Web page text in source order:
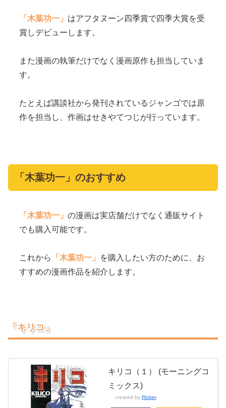
「木葉功一」 はアフタヌーン四季賞で四季大賞を受
賞しデビューします。
また漫画の執筆だけでなく漫画原作も担当していま
す。
たとえば講談社から発刊されているジャンゴでは原
作を担当し、作画はせきやてつじが行っています。
「木葉功一」のおすすめ
「木葉功一」の漫画は実店舗だけでなく通販サイト
でも購入可能です。
これから 「木葉功一」 を購入したい方のために、お
すすめの漫画作品を紹介します。
「キリコ」
キリコ（１） (モーニングコ
ミックス)
created by Rinker